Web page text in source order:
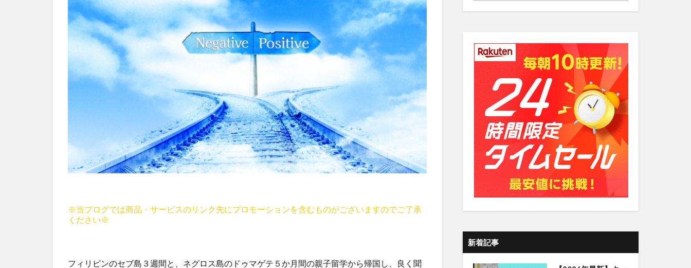
※当ブログでは商品・サービスのリンク先にプロモーションを含むものがございますのでご了承
ください※
フィリピンのセブ島３週間と、ネグロス島のドゥマゲテ５か月間の親子留学から帰国し、良く聞
新着記事